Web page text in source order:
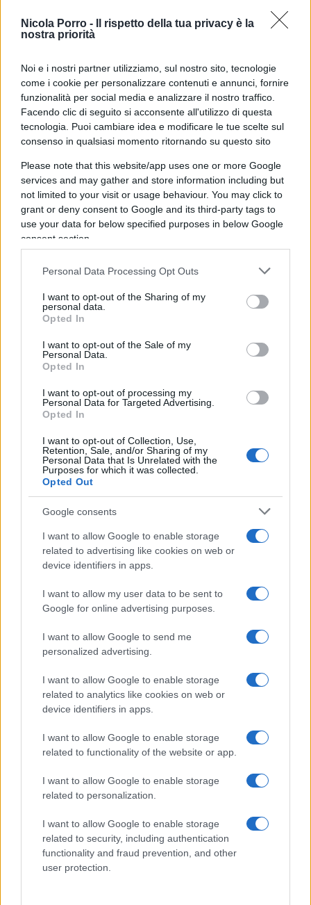
Nicola Porro -
Il rispetto della tua privacy è la
nostra priorità
Noi e i nostri partner utilizziamo, sul nostro sito, tecnologie
come i cookie per personalizzare contenuti e annunci, fornire
funzionalità per social media e analizzare il nostro traffico.
Facendo clic di seguito si acconsente all'utilizzo di questa
tecnologia. Puoi cambiare idea e modificare le tue scelte sul
consenso in qualsiasi momento ritornando su questo sito
Please note that this website/app uses one or more Google
services and may gather and store information including but
not limited to your visit or usage behaviour. You may click to
grant or deny consent to Google and its third-party tags to
use your data for below specified purposes in below Google
consent section.
Personal Data Processing Opt Outs
I want to opt-out of the Sharing of my
personal data.
Opted In
I want to opt-out of the Sale of my
Personal Data.
Opted In
I want to opt-out of processing my
Personal Data for Targeted Advertising.
Opted In
I want to opt-out of Collection, Use,
Retention, Sale, and/or Sharing of my
Personal Data that Is Unrelated with the
Purposes for which it was collected.
Opted Out
Google consents
I want to allow Google to enable storage
related to advertising like cookies on web or
device identifiers in apps.
I want to allow my user data to be sent to
Google for online advertising purposes.
I want to allow Google to send me
personalized advertising.
I want to allow Google to enable storage
related to analytics like cookies on web or
device identifiers in apps.
I want to allow Google to enable storage
related to functionality of the website or app.
I want to allow Google to enable storage
related to personalization.
I want to allow Google to enable storage
related to security, including authentication
functionality and fraud prevention, and other
user protection.
vittoria di Joe Biden nelle elezioni del 2020.
“Nonostante la sconfitta – è scritto nell’atto di
accusa – l’accusato era intenzionato a rimanere al
potere e, nei due mesi successivi alle elezioni, ha
proseguito a propagare falsità su presunte frodi
elettorali”.
Il documento di 45 pagine che espone le quattro
imputazioni rivela che Trump cercò di influenzare
l’ex vicepresidente americano Mike Pence nel
tentativo di persuaderlo a non ratificare il risultato
delle elezioni del 2020 il 6 gennaio. Trump
dovrebbe presentarsi dinanzi alla corte di
Washington giovedì 3 agosto, per rispondere allle
accuse di congiura per ostruire un procedimento
ufficiale, ostruzione e tentativo di ostruzione di un
procedimento ufficiale, e cospirazione contro i
diritti civili dei cittadini. La Casa Bianca ha
dichiarato che non intende fare commenti sulla
Il procuratore specialeJack Smith
ha definito gli
agenti che hanno difeso Capitol Hill il 6 gennaio
da un “attacco inaudito”, stimolato dalle “bugie” di
rapido”, ha affermato. Oltre a Trump, altre sei
persone sono state accusate, tra cui quattro legali
che avrebbero “consigliato e assistito” Trump nel
risultato elettorale e mantenere il potere.
Nel documento vengono citati anche un
funzionario del Dipartimento di Giustizia, che
avrebbe “tentato di sfruttare il dipartimento per
avviare indagini criminali e persuadere le autorità
di diversi Stati a unirsi alle accuse di frodi
elettorali”, e un “consigliere politico”.
Trump in un video ha rilanciato: “Nel 2024
grande di nuovo. Non ho incertezze su questo.
Vengo attaccato sia da sinistra che da destra, dai
marxisti, dai comunisti e dai fascisti, ma non solo